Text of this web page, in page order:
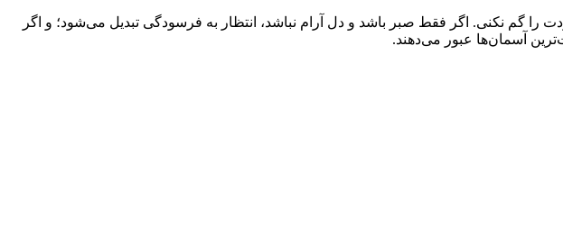
را گم نکنی. اگر فقط صبر باشد و دل آرام نباشد، انتظار به فرسودگی تبدیل می‌شود؛ و اگر
آسمان‌ها عبور می‌دهند.